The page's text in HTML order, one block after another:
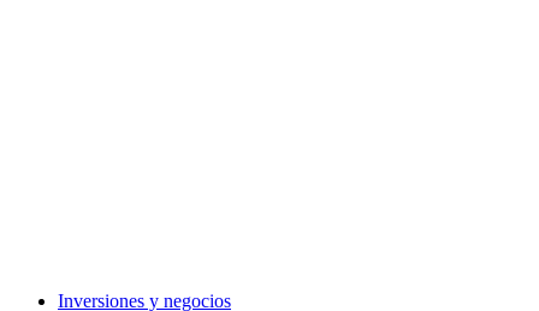
Inversiones y negocios